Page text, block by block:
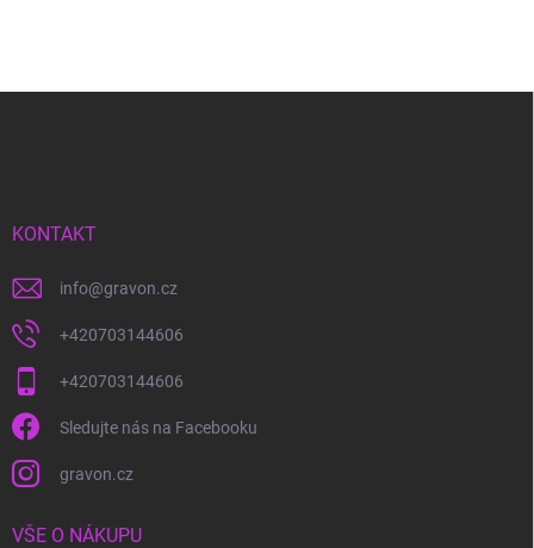
KONTAKT
info@gravon.cz
+420703144606
+420703144606
Sledujte nás na Facebooku
gravon.cz
VŠE O NÁKUPU